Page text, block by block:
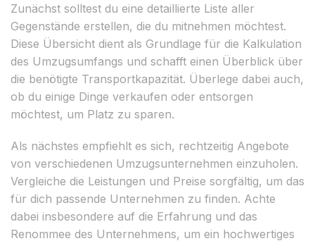
Zunächst solltest du eine detaillierte Liste aller
Gegenstände erstellen, die du mitnehmen möchtest.
Diese Übersicht dient als Grundlage für die Kalkulation
des Umzugsumfangs und schafft einen Überblick über
die benötigte Transportkapazität. Überlege dabei auch,
ob du einige Dinge verkaufen oder entsorgen
möchtest, um Platz zu sparen.
Als nächstes empfiehlt es sich, rechtzeitig Angebote
von verschiedenen Umzugsunternehmen einzuholen.
Vergleiche die Leistungen und Preise sorgfältig, um das
für dich passende Unternehmen zu finden. Achte
dabei insbesondere auf die Erfahrung und das
Renommee des Unternehmens, um ein hochwertiges